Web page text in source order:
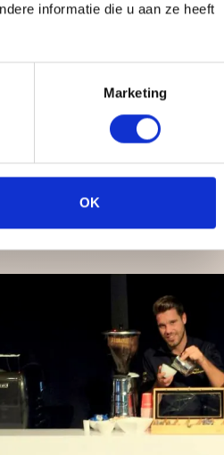
informatie die u aan ze heeft
Marketing
OK
ieder moment van de dag
nemen uw zorgen uit handen zodat
van de bar.